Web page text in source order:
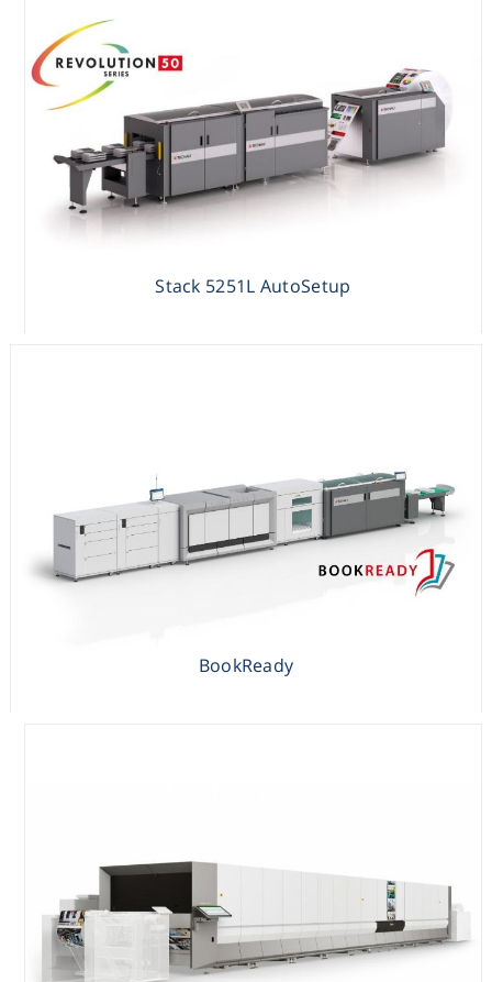
Stack 5251L AutoSetup
BookReady
BookReady